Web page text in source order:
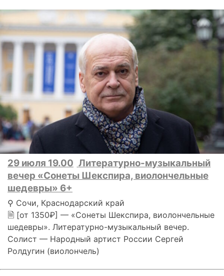
29 июля 19.00 Литературно-музыкальный
вечер «Сонеты Шекспира, виолончельные
шедевры» 6+
⚲ Сочи, Краснодарский край
🗎 [от 1350₽] — «Сонеты Шекспира, виолончельные
шедевры». Литературно-музыкальный вечер.
Солист — Народный артист России Сергей
Ролдугин (виолончель)